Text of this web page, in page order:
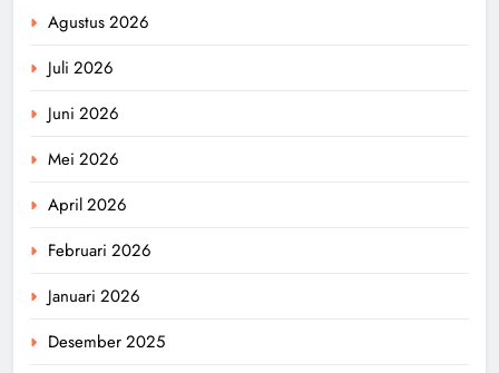
Agustus 2026
Juli 2026
Juni 2026
Mei 2026
April 2026
Februari 2026
Januari 2026
Desember 2025